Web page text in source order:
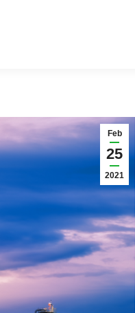
Feb
25
2021